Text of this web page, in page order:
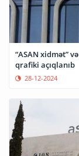
“ASAN xidmət”
qrafiki açıqlanıb
28-12-2024